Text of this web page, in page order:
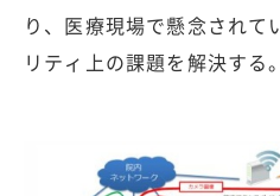
り、医療現場で懸念されて
リティ上の課題を解決する。